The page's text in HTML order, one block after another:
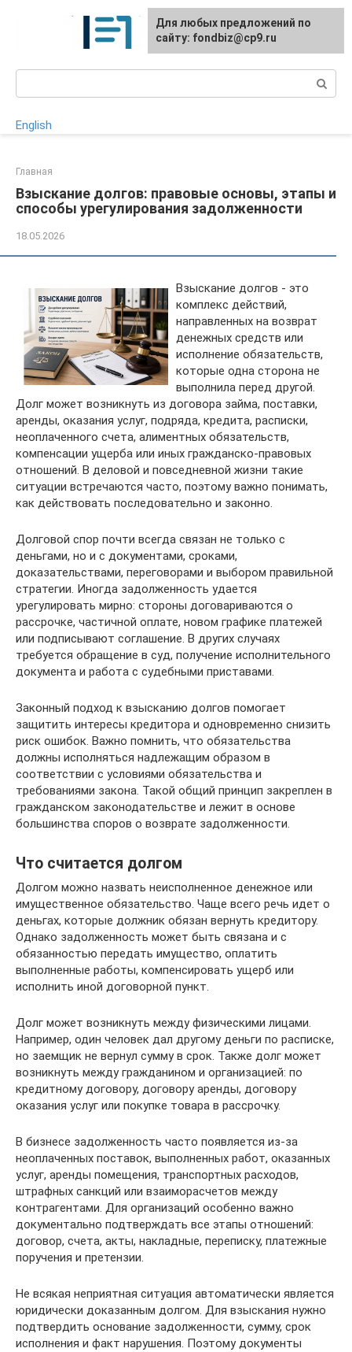
English
Главная
Взыскание долгов: правовые основы, этапы и
способы урегулирования задолженности
18.05.2026
Взыскание долгов - это
комплекс действий,
направленных на возврат
денежных средств или
исполнение обязательств,
которые одна сторона не
выполнила перед другой.
Долг может возникнуть из договора займа, поставки,
аренды, оказания услуг, подряда, кредита, расписки,
неоплаченного счета, алиментных обязательств,
компенсации ущерба или иных гражданско-правовых
отношений. В деловой и повседневной жизни такие
ситуации встречаются часто, поэтому важно понимать,
как действовать последовательно и законно.
Долговой спор почти всегда связан не только с
деньгами, но и с документами, сроками,
доказательствами, переговорами и выбором правильной
стратегии. Иногда задолженность удается
урегулировать мирно: стороны договариваются о
рассрочке, частичной оплате, новом графике платежей
или подписывают соглашение. В других случаях
требуется обращение в суд, получение исполнительного
документа и работа с судебными приставами.
Законный подход к взысканию долгов помогает
защитить интересы кредитора и одновременно снизить
риск ошибок. Важно помнить, что обязательства
должны исполняться надлежащим образом в
соответствии с условиями обязательства и
требованиями закона. Такой общий принцип закреплен в
гражданском законодательстве и лежит в основе
большинства споров о возврате задолженности.
Что считается долгом
Долгом можно назвать неисполненное денежное или
имущественное обязательство. Чаще всего речь идет о
деньгах, которые должник обязан вернуть кредитору.
Однако задолженность может быть связана и с
обязанностью передать имущество, оплатить
выполненные работы, компенсировать ущерб или
исполнить иной договорной пункт.
Долг может возникнуть между физическими лицами.
Например, один человек дал другому деньги по расписке,
но заемщик не вернул сумму в срок. Также долг может
возникнуть между гражданином и организацией: по
кредитному договору, договору аренды, договору
оказания услуг или покупке товара в рассрочку.
В бизнесе задолженность часто появляется из-за
неоплаченных поставок, выполненных работ, оказанных
услуг, аренды помещения, транспортных расходов,
штрафных санкций или взаиморасчетов между
контрагентами. Для организаций особенно важно
документально подтверждать все этапы отношений:
договор, счета, акты, накладные, переписку, платежные
поручения и претензии.
Не всякая неприятная ситуация автоматически является
юридически доказанным долгом. Для взыскания нужно
подтвердить основание задолженности, сумму, срок
исполнения и факт нарушения. Поэтому документы
Для любых предложений по
сайту: fondbiz@cp9.ru